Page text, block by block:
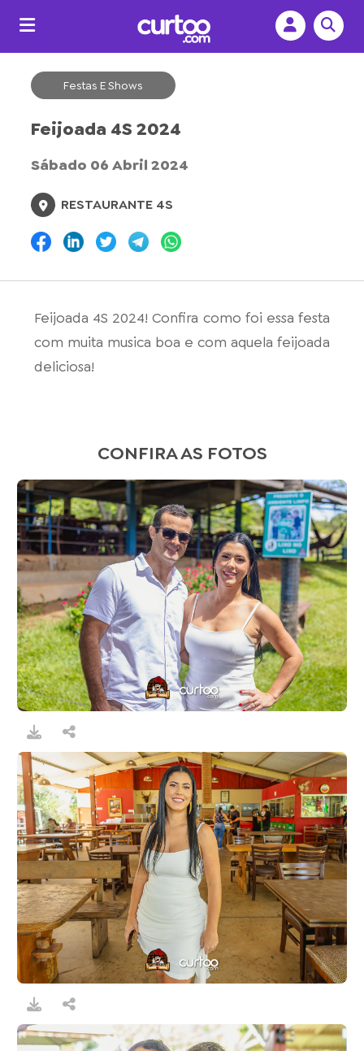
Festas E Shows
Feijoada 4S 2024
Sábado 06 Abril 2024
RESTAURANTE 4S
Feijoada 4S 2024! Confira como foi essa festa
com muita musica boa e com aquela feijoada
deliciosa!
CONFIRA AS FOTOS